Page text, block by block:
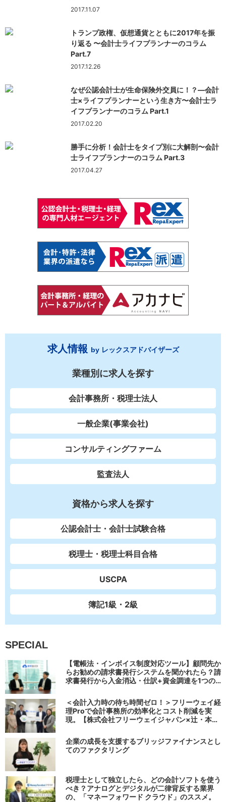
2017.11.07
トランプ政権、仮想通貨とともに2017年を振
り返る 〜会計士ライフプランナーのコラム
Part.7
2017.12.26
なぜ公認会計士が生命保険外交員に！？—会計
士×ライフプランナーという生き方〜会計士ラ
イフプランナーのコラム Part.1
2017.02.20
勝手に分析！会計士をタイプ別に大解剖〜会計
士ライフプランナーのコラム Part.3
2017.04.27
求人情報 by レックスアドバイザーズ
業種別に求人を探す
会計事務所・税理士法人
一般企業(事業会社)
コンサルティングファーム
監査法人
資格から求人を探す
公認会計士・会計士試験合格
税理士・税理士科目合格
USCPA
簿記1級・2級
SPECIAL
【電帳法・インボイス制度対応ツール】顧問先か
らお勧めの請求書発行システムを聞かれたら？請
求書発行から入金消込・仕訳+資金調達を1つの
＜会計入力時の待ち時間ゼロ！＞フリーウェイ経
理Proで会計事務所の効率化とコスト削減を実
現。【株式会社フリーウェイジャパン×辻・本郷
企業の成長を支援するブリッジファイナンスとし
てのファクタリング
税理士として独立したら、どの会計ソフトを使う
べき？アナログとデジタルが二律背反する業界
の、「マネーフォワード クラウド」のススメ。